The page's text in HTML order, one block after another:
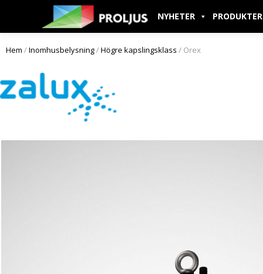
NYHETER PRODUKTER
Hem /Inomhusbelysning/Högre kapslingsklass / Orex